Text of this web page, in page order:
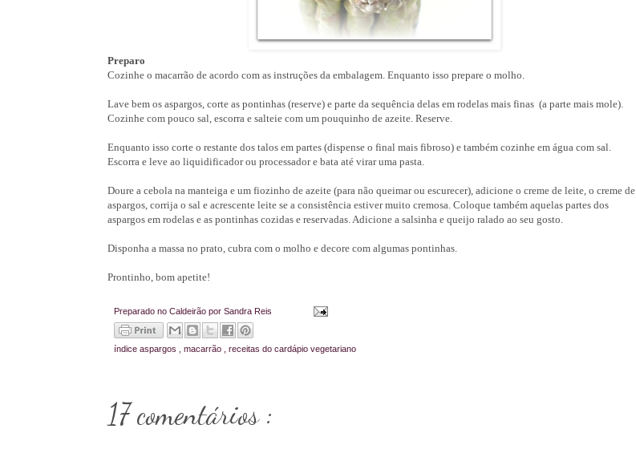
Preparo
Cozinhe o macarrão de acordo com as instruções da embalagem. Enquanto isso prepare o molho.
Lave bem os aspargos, corte as pontinhas (reserve) e parte da sequência delas em rodelas mais finas (a parte mais mole).
Cozinhe com pouco sal, escorra e salteie com um pouquinho de azeite. Reserve.
Enquanto isso corte o restante dos talos em partes (dispense o final mais fibroso) e também cozinhe em água com sal.
Escorra e leve ao liquidificador ou processador e bata até virar uma pasta.
Doure a cebola na manteiga e um fiozinho de azeite (para não queimar ou escurecer), adicione o creme de leite, o creme de
aspargos, corrija o sal e acrescente leite se a consistência estiver muito cremosa. Coloque também aquelas partes dos
aspargos em rodelas e as pontinhas cozidas e reservadas. Adicione a salsinha e queijo ralado ao seu gosto.
Disponha a massa no prato, cubra com o molho e decore com algumas pontinhas.
Prontinho, bom apetite!
Preparado no Caldeirão por Sandra Reis
índice aspargos macarrão receitas do cardápio vegetariano
17 comentários :